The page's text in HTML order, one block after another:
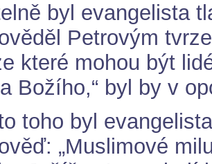
byl evangelista
Petrovým
které mohou být
Božího,“ byl by v
toho byl
„Muslimové